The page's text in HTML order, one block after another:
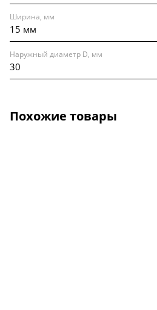
Ширина, мм
15 мм
Наружный диаметр D, мм
30
Похожие товары